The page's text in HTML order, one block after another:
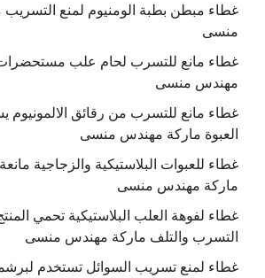
غطاء مبطن بطبة الومنيوم لمنع
منسى
غطاء مانع للتسرب لحام علب مستحضرات
مهندس منسى
غطاء مانع للتسرب من رقائق الالمونيوم
العبوة ماركة مهندس منسى
غطاء للعبوات البلاستيكية والزجاجية
ماركة مهندس منسى
غطاء لفوهة العلب البلاستيكية تحمي
التسرب والتلف ماركة مهندس منسى
غطاء لمنع تسريب السوائل تستخدم